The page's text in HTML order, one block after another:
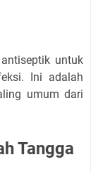
untuk
Ini adalah
umum dari
Tangga